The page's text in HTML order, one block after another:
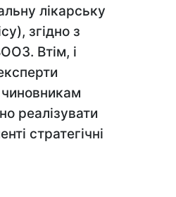
лікарську
згідно з
Втім, і
реалізувати
стратегічні